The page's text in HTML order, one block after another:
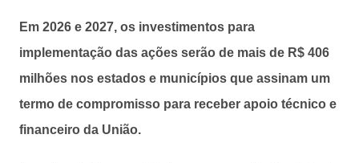
Em 2026 e 2027, os investimentos para
implementação das ações serão de mais de R$ 406
milhões nos estados e municípios que assinam um
termo de compromisso para receber apoio técnico e
financeiro da União.